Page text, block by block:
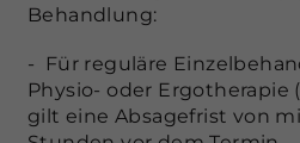
Behandlung:
- Für reguläre
Physio- oder Ergotherapie
gilt eine Absagefrist von